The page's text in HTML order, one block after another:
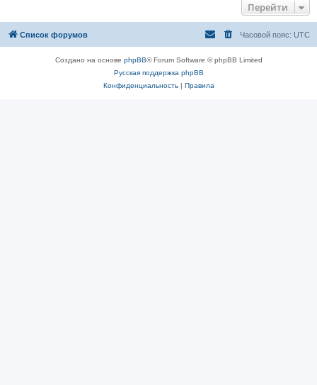
Перейти
Список форумов Часовой пояс: UTC
Создано на основе phpBB® Forum Software © phpBB Limited
Русская поддержка phpBB
Конфиденциальность| Правила